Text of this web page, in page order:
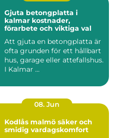
Gjuta betongplatta i
kalmar kostnader,
förarbete och viktiga val
Att gjuta en betongplatta är
ofta grunden för ett hållbart
hus, garage eller attefallshus.
I Kalmar ...
08. Jun
Kodlås malmö säker och
smidig vardagskomfort